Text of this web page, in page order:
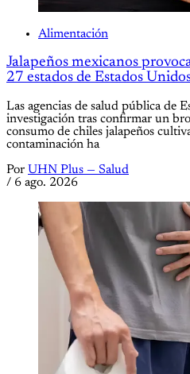
Alimentación
Jalapeños mexicanos
27 estados de Estados
Las agencias de salud pública de
investigación tras confirmar un
consumo de chiles jalapeños
contaminación ha
Por UHN Plus — Salud
/ 6 ago. 2026